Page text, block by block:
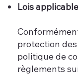
Lois
protection
politique de
règlements